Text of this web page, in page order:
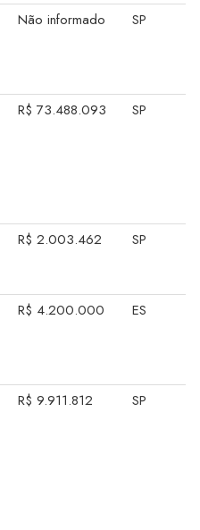
Não informado SP
R$ 73.488.093 SP
R$ 2.003.462 SP
R$ 4.200.000 ES
R$ 9.911.812 SP